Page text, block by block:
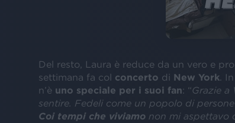
Del resto, Laura è reduce da un vero e
settimana fa col concerto di New York .
n’è uno speciale per i suoi fan: “Grazie a
sentire. Fedeli come un popolo di
Coi tempi che viviamonon mi aspettavo